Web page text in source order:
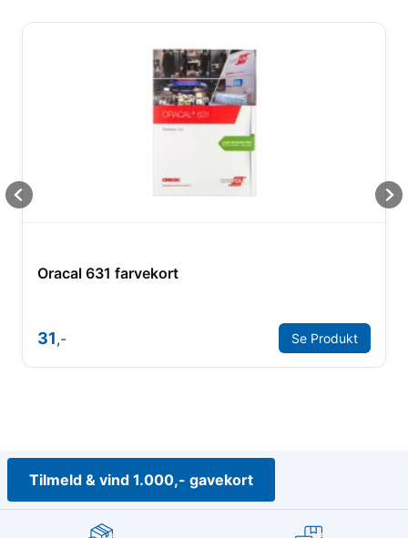
Oracal 631 farvekort
31,- Se Produkt
Tilmeld & vind 1.000,- gavekort